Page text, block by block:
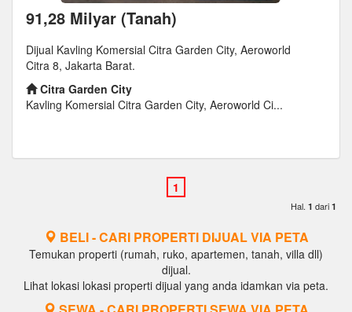
91,28 Milyar (Tanah)
Dijual Kavling Komersial Citra Garden City, Aeroworld
Citra 8, Jakarta Barat.
Citra Garden City
Kavling Komersial Citra Garden City, Aeroworld Ci...
Hal. 1 dari 1
BELI - CARI PROPERTI DIJUAL VIA PETA
Temukan properti (rumah, ruko, apartemen, tanah, villa dll)
dijual.
Lihat lokasi lokasi properti dijual yang anda idamkan via peta.